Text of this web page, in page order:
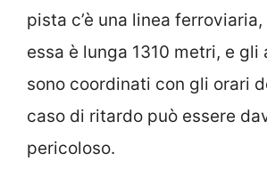
pista c’è una linea ferroviaria,
essa è lunga 1310 metri, e
sono coordinati con gli orari
caso di ritardo può essere
pericoloso.